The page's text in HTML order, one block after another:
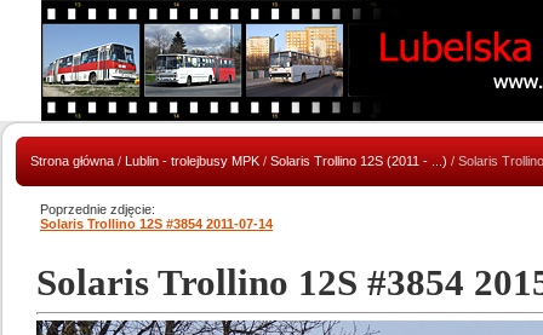
Strona główna / Lublin - trolejbusy MPK / Solaris Trollino 12S (2011 - ...) / Solaris
Poprzednie zdjęcie:
Solaris Trollino 12S #3854 2011-07-14
Solaris Trollino 12S #3854